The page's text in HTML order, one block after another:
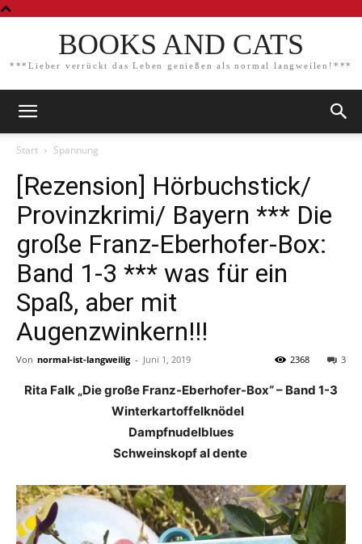
BOOKS AND CATS
***Lieber verrückt das Leben genießen als normal langweilen!***
Start Spannung
[Rezension] Hörbuchstick/
Provinzkrimi/ Bayern *** Die
große Franz-Eberhofer-Box:
Band 1-3 *** was für ein
Spaß, aber mit
Augenzwinkern!!!
Von normal-ist-langweilig - Juni 1, 2019 3
2368
Rita Falk „Die große Franz-Eberhofer-Box“ – Band 1-3
Winterkartoffelknödel
Dampfnudelblues
Schweinskopf al dente